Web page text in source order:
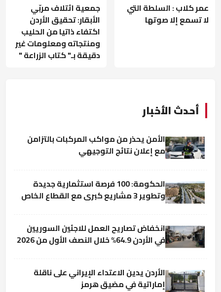
عمر كلاب : السلطة التي
لا تسمع إلا صوتها
جمعية ائتلاف مربّي
الأبقار: تحقيق الأردن
اكتفاء ذاتيا من الحليب
ومنتجاته ومعلومات غير
دقيقة بـ" كتاب الزراعة "
أحدث الأخبار
الأمن يحذر من مواكب المركبات بالتزامن
مع إعلان نتائج التوجيهي
الحكومة: 100 فرصة استثمارية جديدة
وتطوير 3 مشاريع كبرى مع القطاع الخاص
انخفاض تصاريح العمل للاجئين السوريين
في الأردن 64.9% خلال النصف الأول من 2026
الأردن يدين الاعتداء الإيراني على ناقلة
إماراتية في مضيق هرمز